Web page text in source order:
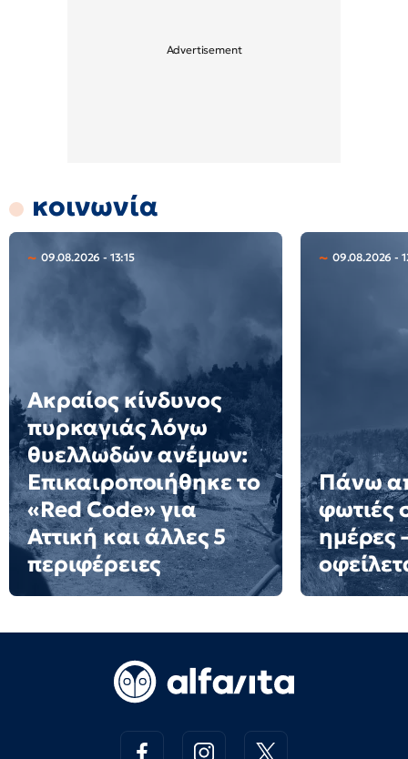
κοινωνία
09.08.2026 - 13:15
Ακραίος κίνδυνος
πυρκαγιάς λόγω
θυελλωδών ανέμων:
Επικαιροποιήθηκε το
«Red Code» για
Αττική και άλλες 5
περιφέρειες
09.08.2026 -
Πάνω
φωτιές
ημέρες